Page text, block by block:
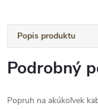
Popis produktu
Podrobný
Popruh na akúkoľvek